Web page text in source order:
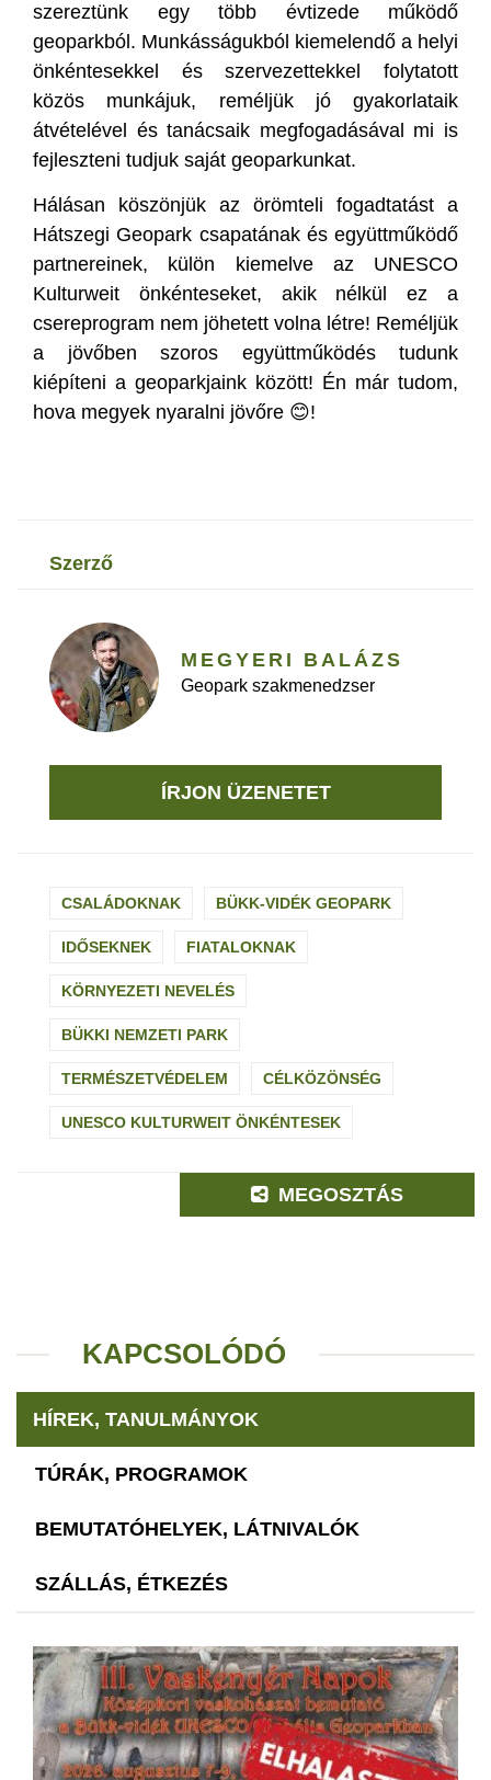
szereztünk egy több évtizede működő
geoparkból. Munkásságukból kiemelendő a helyi
önkéntesekkel és szervezettekkel folytatott
közös munkájuk, reméljük jó gyakorlataik
átvételével és tanácsaik megfogadásával mi is
fejleszteni tudjuk saját geoparkunkat.
Hálásan köszönjük az örömteli fogadtatást a
Hátszegi Geopark csapatának és együttműködő
partnereinek, külön kiemelve az UNESCO
Kulturweit önkénteseket, akik nélkül ez a
csereprogram nem jöhetett volna létre! Reméljük
a jövőben szoros együttműködés tudunk
kiépíteni a geoparkjaink között! Én már tudom,
hova megyek nyaralni jövőre 😊!
szerző
MEGYERI BALÁZS
Geopark szakmenedzser
ÍRJON ÜZENETET
CSALÁDOKNAK BÜKK-VIDÉK GEOPARK
IDŐSEKNEK FIATALOKNAK
KÖRNYEZETI NEVELÉS
BÜKKI NEMZETI PARK
TERMÉSZETVÉDELEM CÉLKÖZÖNSÉG
UNESCO KULTURWEIT ÖNKÉNTESEK
MEGOSZTÁS
KAPCSOLÓDÓ
HÍREK, TANULMÁNYOK
TÚRÁK, PROGRAMOK
BEMUTATÓHELYEK, LÁTNIVALÓK
SZÁLLÁS, ÉTKEZÉS